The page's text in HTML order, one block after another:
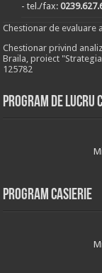
- tel./fax:
Chestionar de evaluare
Chestionar privind
Braila, proiect
125782
Program de lucru
Program casierie